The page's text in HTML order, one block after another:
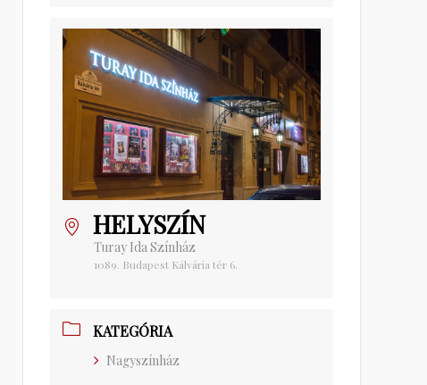
HELYSZÍN
Turay Ida Színház
1089. Budapest Kálvária tér 6.
KATEGÓRIA
Nagyszínház